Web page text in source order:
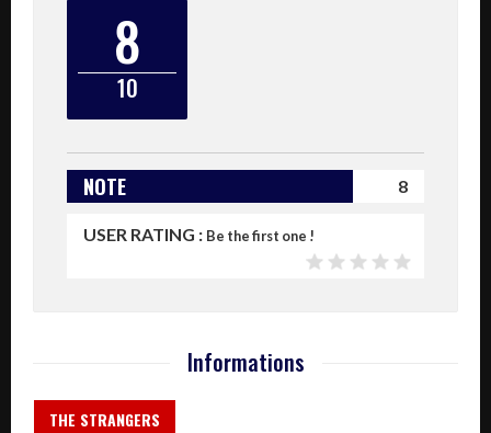
8
10
NOTE 8
USER RATING : Be the first one !
Informations
THE STRANGERS